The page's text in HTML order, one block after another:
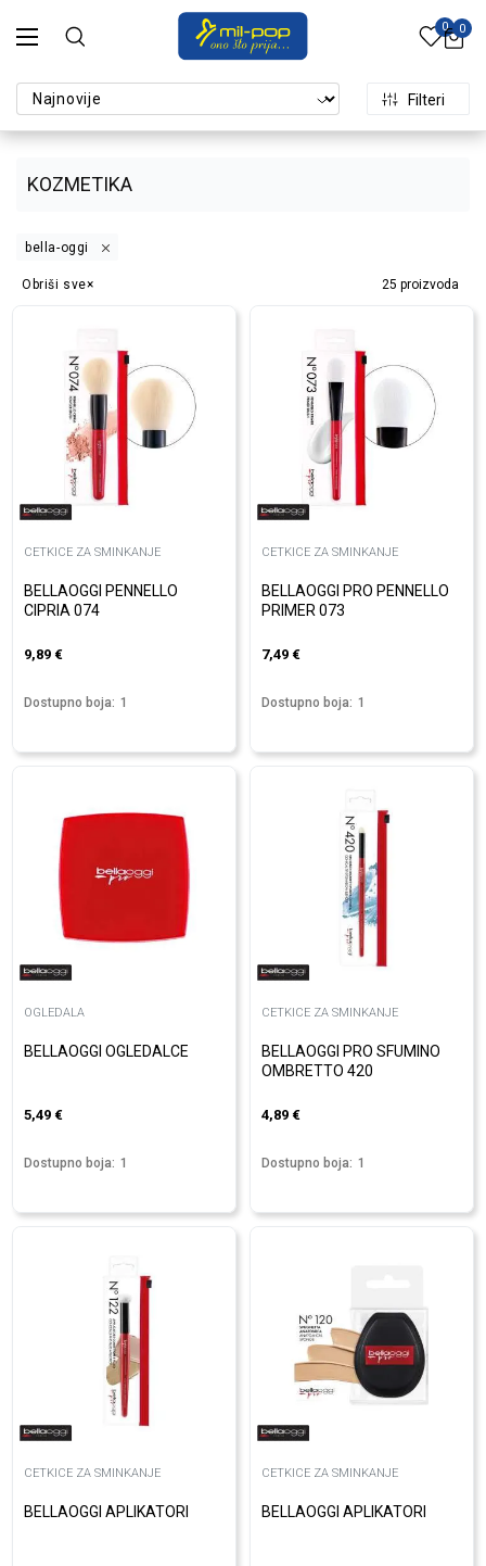
0 0
KOZMETIKA
Filteri
bella-oggi
25 proizvoda
Obriši sve
CETKICE ZA SMINKANJE
BELLAOGGI PENNELLO
CIPRIA 074
9,89 €
Dostupno boja: 1
CETKICE ZA SMINKANJE
BELLAOGGI PRO PENNELLO
PRIMER 073
7,49 €
Dostupno boja: 1
OGLEDALA
BELLAOGGI OGLEDALCE
5,49 €
Dostupno boja: 1
CETKICE ZA SMINKANJE
BELLAOGGI PRO SFUMINO
OMBRETTO 420
4,89 €
Dostupno boja: 1
CETKICE ZA SMINKANJE
BELLAOGGI APLIKATORI
CETKICE ZA SMINKANJE
BELLAOGGI APLIKATORI